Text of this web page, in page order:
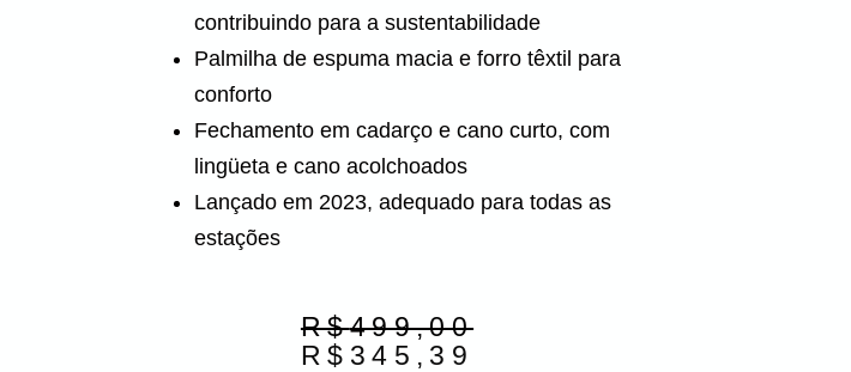
contribuindo para a sustentabilidade
Palmilha de espuma macia e forro têxtil para
conforto
Fechamento em cadarço e cano curto, com
lingüeta e cano acolchoados
Lançado em 2023, adequado para todas as
estações
R$499,00
O
preço
R$ 345,39
O
preço